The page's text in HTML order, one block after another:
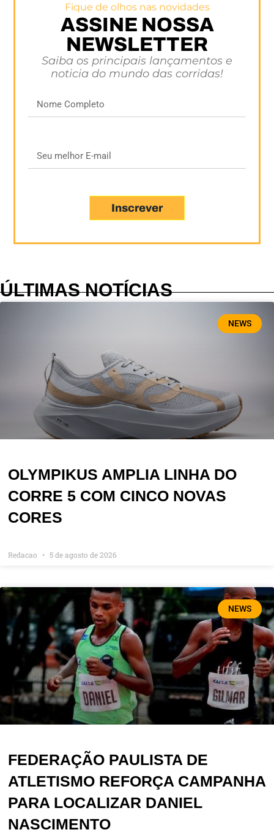
Fique de olhos nas novidades
ASSINE NOSSA
NEWSLETTER
Saiba os principais lançamentos e
noticia do mundo das corridas!
Inscrever
ÚLTIMAS NOTÍCIAS
NEWS
OLYMPIKUS AMPLIA LINHA DO
CORRE 5 COM CINCO NOVAS
CORES
Redacao 5 de agosto de 2026
NEWS
FEDERAÇÃO PAULISTA DE
ATLETISMO REFORÇA CAMPANHA
PARA LOCALIZAR DANIEL
NASCIMENTO